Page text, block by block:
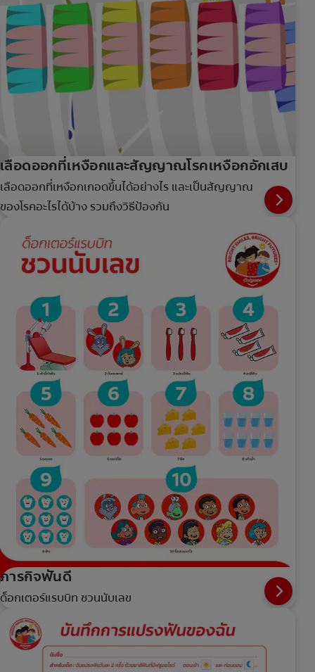
เลือดออกที่เหงือกและสัญญาณโรคเหงือกอักเสบ
เลือดออกที่เหงือกเกอดขึ้นได้อย่างไร และเป็นสัญญาณ
ของโรคอะไรได้บ้าง รวมถึงวิธีป้องกัน
ภารกิจฟันดี
ด็อกเตอร์แรบบิท ชวนนับเลข